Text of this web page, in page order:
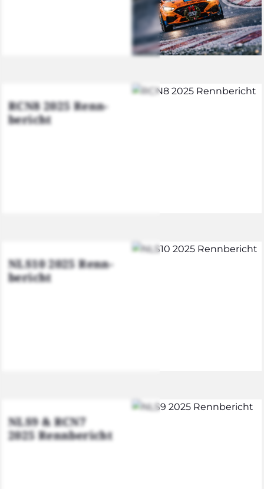
RCN8 2025 Renn­
be­richt
NLS10 2025 Renn­
be­richt
NLS9 & RCN7
2025 Renn­be­richt